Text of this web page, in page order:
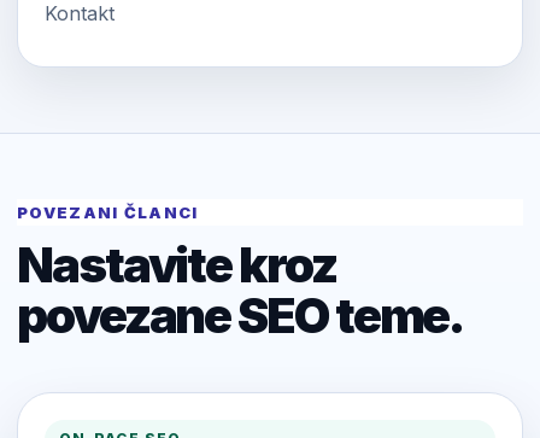
Kontakt
POVEZANI ČLANCI
Nastavite kroz
povezane SEO teme.